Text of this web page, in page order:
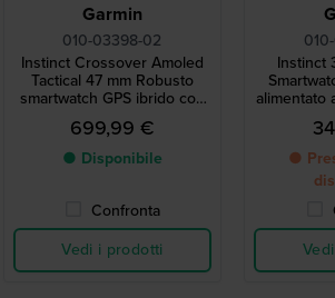
Garmin
010-03398-02
Instinct Crossover Amoled
Tactical 47 mm Robusto
smartwatch GPS ibrido con
schermo Amoled e
funzionalità tattiche
699,99 €
● Disponibile
Confronta
Vedi i prodotti
Instinct
alimentato
●